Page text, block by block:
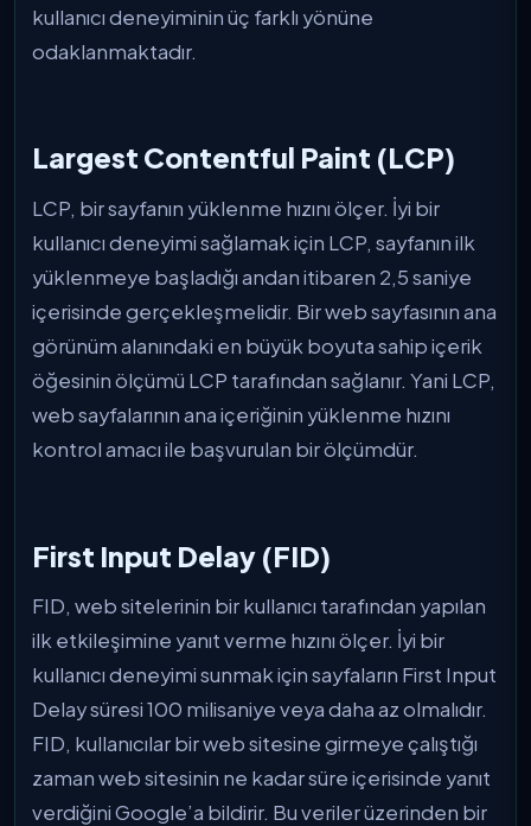
kullanıcı deneyiminin üç farklı yönüne
odaklanmaktadır.
Largest Contentful Paint (LCP)
LCP, bir sayfanın yüklenme hızını ölçer. İyi bir
kullanıcı deneyimi sağlamak için LCP, sayfanın ilk
yüklenmeye başladığı andan itibaren 2,5 saniye
içerisinde gerçekleşmelidir. Bir web sayfasının ana
görünüm alanındaki en büyük boyuta sahip içerik
öğesinin ölçümü LCP tarafından sağlanır. Yani LCP,
web sayfalarının ana içeriğinin yüklenme hızını
kontrol amacı ile başvurulan bir ölçümdür.
First Input Delay (FID)
FID, web sitelerinin bir kullanıcı tarafından yapılan
ilk etkileşimine yanıt verme hızını ölçer. İyi bir
kullanıcı deneyimi sunmak için sayfaların First Input
Delay süresi 100 milisaniye veya daha az olmalıdır.
FID, kullanıcılar bir web sitesine girmeye çalıştığı
zaman web sitesinin ne kadar süre içerisinde yanıt
verdiğini Google’a bildirir. Bu veriler üzerinden bir